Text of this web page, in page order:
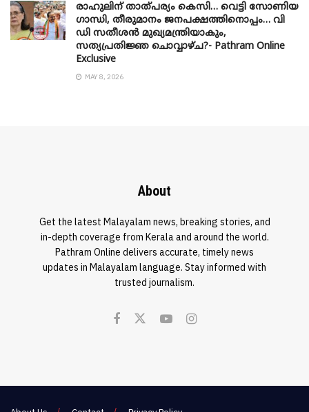
രാഹുലിന് താത്പര്യം കെസി… വെട്ടി സോണിയ
​ഗാന്ധി, തീരുമാനം ജനപക്ഷത്തിനൊപ്പം… വി
ഡി സതീശൻ മുഖ്യമന്ത്രിയാകും,
സത്യപ്രതിജ്ഞ ചൊവ്വാഴ്ച?- Pathram Online
Exclusive
MAY 8, 2026
About
Get the latest Malayalam news, breaking stories, and
in-depth coverage from Kerala and around the world.
Pathram Online delivers accurate, timely news
updates in Malayalam language. Stay informed with
trusted journalism.